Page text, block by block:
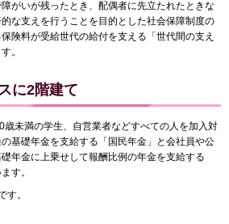
がいが残ったとき、配偶者に先立たれたときな
な支えを行うことを目的とした社会保障制度の
険料が受給世代の給付を支える「世代間の支え
。
に2階建て
未満の学生、自営業者などすべての人を加入対
基礎年金を支給する「国民年金」と会社員や公
年金に上乗せして報酬比例の年金を支給する
す。
す。